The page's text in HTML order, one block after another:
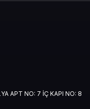
APT NO: 7 İÇ KAPI NO: 8